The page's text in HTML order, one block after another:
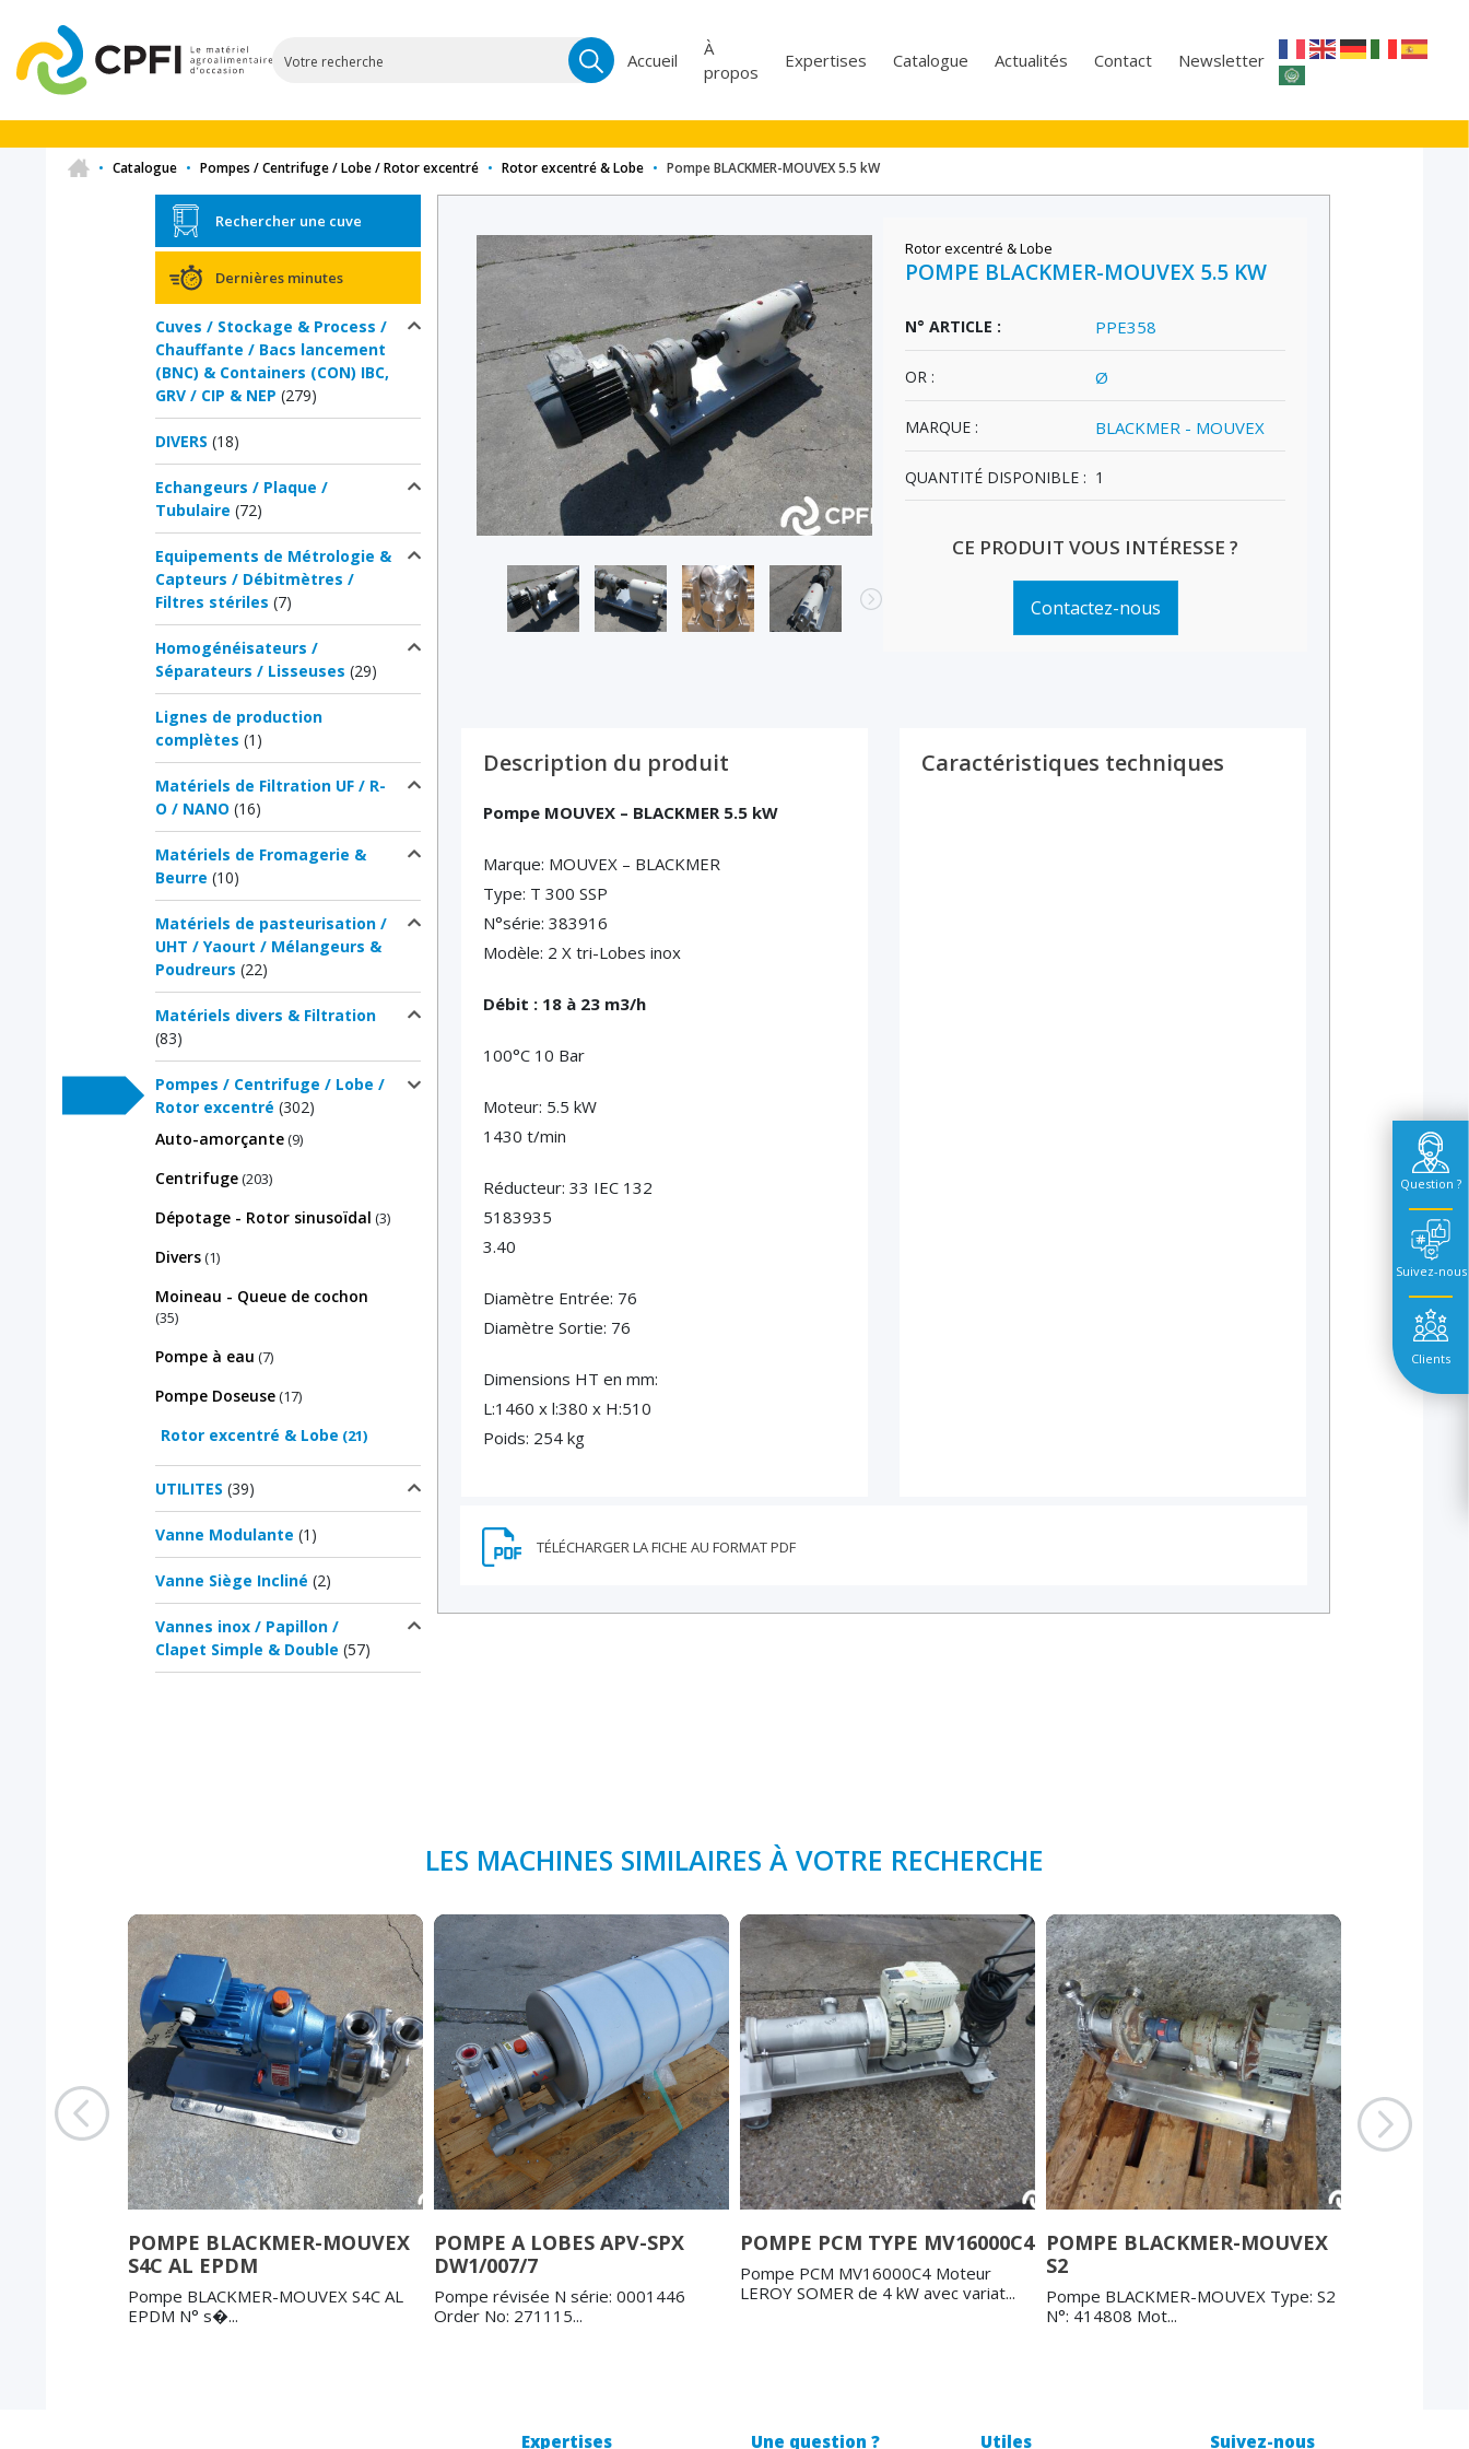
Recherche
pour :
Accueil
À
propos
Expertises Catalogue Actualités Contact Newsletter
Question ?
Suivez-nous
Clients
• Catalogue • Pompes / Centrifuge / Lobe / Rotor excentré • Rotor excentré & Lobe • Pompe BLACKMER-MOUVEX 5.5 kW
Rechercher une cuve
Dernières minutes
Cuves / Stockage & Process /
Chauffante / Bacs lancement
(BNC) & Containers (CON) IBC,
GRV / CIP & NEP (279)
DIVERS (18)
Echangeurs / Plaque /
Tubulaire (72)
Equipements de Métrologie &
Capteurs / Débitmètres /
Filtres stériles (7)
Homogénéisateurs /
Séparateurs / Lisseuses (29)
Lignes de production
complètes (1)
Matériels de Filtration UF / R-
O / NANO (16)
Matériels de Fromagerie &
Beurre (10)
Matériels de pasteurisation /
UHT / Yaourt / Mélangeurs &
Poudreurs (22)
Matériels divers & Filtration
(83)
Pompes / Centrifuge / Lobe /
Rotor excentré (302)
Auto-amorçante(9)
Centrifuge(203)
Dépotage - Rotor sinusoïdal (3)
Divers(1)
Moineau - Queue de cochon
(35)
Pompe à eau (7)
Pompe Doseuse(17)
Rotor excentré & Lobe (21)
UTILITES (39)
Vanne Modulante (1)
Vanne Siège Incliné (2)
Vannes inox / Papillon /
Clapet Simple & Double (57)
Rotor excentré & Lobe
POMPE BLACKMER-MOUVEX 5.5 KW
N° ARTICLE : PPE358
OR : Ø
MARQUE : BLACKMER - MOUVEX
QUANTITÉ DISPONIBLE : 1
CE PRODUIT VOUS INTÉRESSE ?
Contactez-nous
Description du produit
Pompe MOUVEX – BLACKMER 5.5 kW
Marque: MOUVEX – BLACKMER
Type: T 300 SSP
N°série: 383916
Modèle: 2 X tri-Lobes inox
Débit : 18 à 23 m3/h
100°C 10 Bar
Moteur: 5.5 kW
1430 t/min
Réducteur: 33 IEC 132
5183935
3.40
Diamètre Entrée: 76
Diamètre Sortie: 76
Dimensions HT en mm:
L:1460 x l:380 x H:510
Poids: 254 kg
Caractéristiques techniques
LES MACHINES SIMILAIRES À VOTRE RECHERCHE
POMPE BLACKMER-MOUVEX
S4C AL EPDM
Pompe BLACKMER-MOUVEX S4C AL
EPDM N° s�...
POMPE A LOBES APV-SPX
DW1/007/7
Pompe révisée N série: 0001446
Order No: 271115...
POMPE PCM TYPE MV16000C4
Pompe PCM MV16000C4 Moteur
LEROY SOMER de 4 kW avec variat...
POMPE BLACKMER-MOUVEX
S2
Pompe BLACKMER-MOUVEX Type: S2
N°: 414808 Mot...
Expertises Une question ? Utiles Suivez-nous